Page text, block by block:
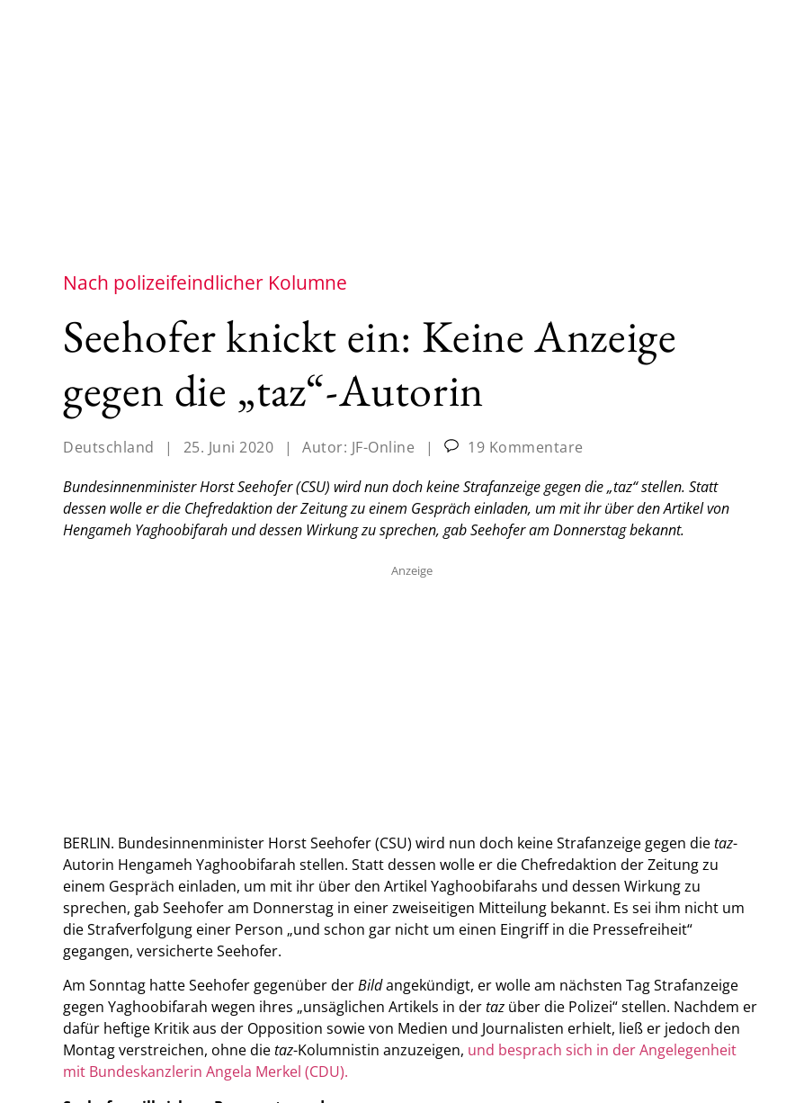
Nach polizeifeindlicher Kolumne
Seehofer knickt ein: Keine Anzeige
gegen die „taz“-Autorin
Deutschland | 25. Juni 2020 | Autor: JF-Online |
19 Kommentare
Bundesinnenminister Horst Seehofer (CSU) wird nun doch keine Strafanzeige gegen die „taz“ stellen. Statt
dessen wolle er die Chefredaktion der Zeitung zu einem Gespräch einladen, um mit ihr über den Artikel von
Hengameh Yaghoobifarah und dessen Wirkung zu sprechen, gab Seehofer am Donnerstag bekannt.
Anzeige
BERLIN. Bundesinnenminister Horst Seehofer (CSU) wird nun doch keine Strafanzeige gegen dietaz-
Autorin Hengameh Yaghoobifarah stellen. Statt dessen wolle er die Chefredaktion der Zeitung zu
einem Gespräch einladen, um mit ihr über den Artikel Yaghoobifarahs und dessen Wirkung zu
sprechen, gab Seehofer am Donnerstag in einer zweiseitigen Mitteilung bekannt. Es sei ihm nicht um
die Strafverfolgung einer Person „und schon gar nicht um einen Eingriff in die Pressefreiheit“
gegangen, versicherte Seehofer.
Am Sonntag hatte Seehofer gegenüber derBildangekündigt, er wolle am nächsten Tag Strafanzeige
gegen Yaghoobifarah wegen ihres „unsäglichen Artikels in dertaz über die Polizei“ stellen. Nachdem er
dafür heftige Kritik aus der Opposition sowie von Medien und Journalisten erhielt, ließ er jedoch den
Montag verstreichen, ohne dietaz-Kolumnistin anzuzeigen, und besprach sich in der Angelegenheit
mit Bundeskanzlerin Angela Merkel (CDU).